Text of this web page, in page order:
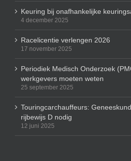
Keuring bij onafhankelijke
4 december 2025
Racelicentie verlengen 2026
17 november 2025
Periodiek Medisch Onderzoek
werkgevers moeten weten
25 september 2025
Touringcarchauffeurs:
rijbewijs D nodig
12 juni 2025